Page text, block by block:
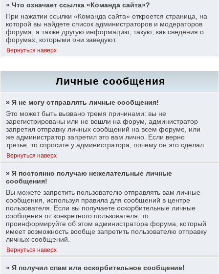
» Что означает ссылка «Команда сайта»?
При нажатии ссылки «Команда сайта» откроется страница, на
которой вы найдете список администраторов и модераторов
форума, а также другую информацию, такую, как сведения о
форумах, которыми они заведуют.
Вернуться наверх
Личные сообщения
» Я не могу отправлять личные сообщения!
Это может быть вызвано тремя причинами: вы не
зарегистрированы или не вошли на форум, администратор
запретил отправку личных сообщений на всем форуме, или
же администратор запретил это вам лично. Если верно
третье, то спросите у администратора, почему он это сделал.
Вернуться наверх
» Я постоянно получаю нежелательные личные
сообщения!
Вы можете запретить пользователю отправлять вам личные
сообщения, используя правила для сообщений в центре
пользователя. Если вы получаете оскорбительные личные
сообщения от конкретного пользователя, то
проинформируйте об этом администратора форума, который
имеет возможность вообще запретить пользователю отправку
личных сообщений.
Вернуться наверх
» Я получил спам или оскорбительное сообщение!